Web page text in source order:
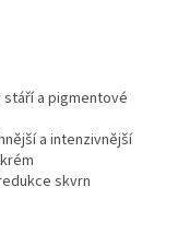
a pigmentové
a intenzivnější
skvrn